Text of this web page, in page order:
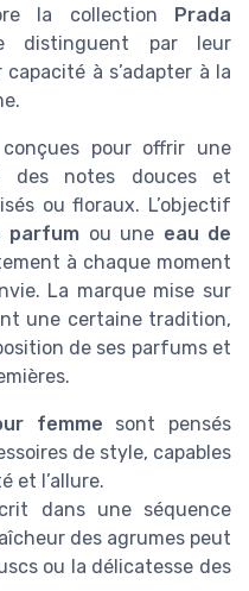
la collection Prada
distinguent par leur
à s’adapter à la
pour offrir une
des notes douces et
ou floraux. L’objectif
parfum ou une eau de
à chaque moment
La marque mise sur
une certaine tradition,
de ses parfums et
femme sont pensés
de style, capables
et l’allure.
dans une séquence
des agrumes peut
ou la délicatesse des